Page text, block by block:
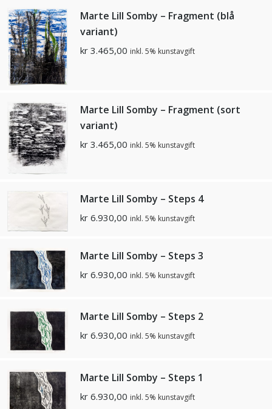
Marte Lill Somby – Fragment (blå
variant)
kr 3.465,00 inkl. 5% kunstavgift
Marte Lill Somby – Fragment (sort
variant)
kr 3.465,00 inkl. 5% kunstavgift
Marte Lill Somby – Steps 4
kr 6.930,00 inkl. 5% kunstavgift
Marte Lill Somby – Steps 3
kr 6.930,00 inkl. 5% kunstavgift
Marte Lill Somby – Steps 2
kr 6.930,00 inkl. 5% kunstavgift
Marte Lill Somby – Steps 1
kr 6.930,00 inkl. 5% kunstavgift